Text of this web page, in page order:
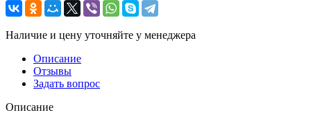
Наличие и цену уточняйте у менеджера
Описание
Отзывы
Задать вопрос
Описание